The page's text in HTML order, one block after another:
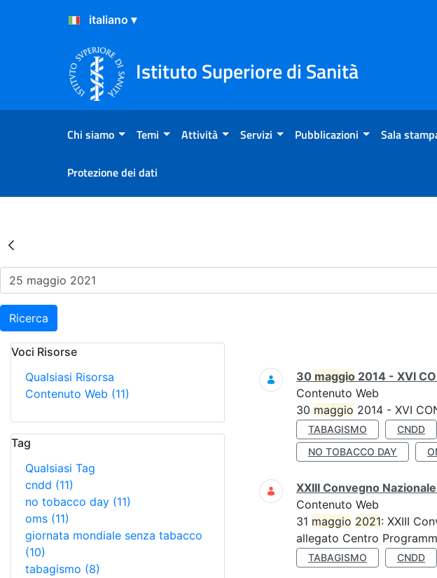
Salta al Contenuto
Salta al Footer
Istituto Superiore di Sanità
Chi siamo Temi Attività Servizi Pubblicazioni Sala
Protezione dei dati
Risultati della Ricerca - Eventi
Ricerca
Voci Risorse
Qualsiasi Risorsa
Contenuto Web (11)
Tag
Qualsiasi Tag
cndd (11)
no tobacco day (11)
oms (11)
giornata mondiale senza tabacco
(10)
tabagismo (8)
Ricerca
30 maggio 2014 - XVI
Contenuto Web
30 maggio 2014 - XVI
TABAGISMO CNDD
NO TOBACCO DAY
XXIII Convegno
Contenuto Web
31 maggio 2021: XXIII
allegato Centro
TABAGISMO CNDD